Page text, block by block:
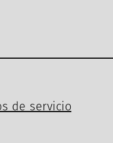
de servicio